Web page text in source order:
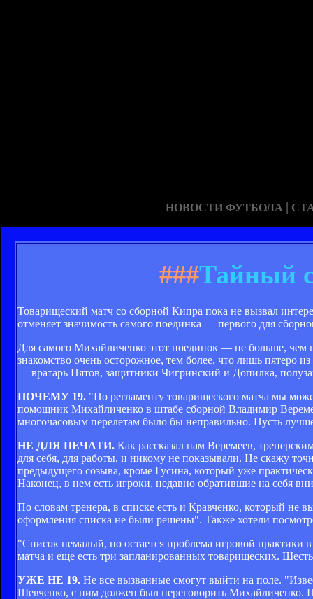
НОВОСТИ ФУТБОЛА |
###Тайный
Товарищеский матч со сборной Кипра пока не вызвал
отменяет значимость самого поединка — первого для
Для самого Михайличенко этот поединок — не больше, чем
знакомство очень осторожное, тем более, что лишь пятеро
— вратарь Пятов, защитники Чигринский и Допилка,
ПОЧЕМУ 19. "По регламенту товарищеского матча мы
помощник Михайличенко в штабе сборной Владимир
многочасовым перелетам было бы неправильно. Пусть
НЕ ДЛЯ ПЕЧАТИ. Как рассказал нам Веремеев,
для себя, для работы, и никому не показывали. Не скажу
предыдущего созыва, кроме Гусина, который уже
Наконец, в нем есть игроки, недавно обратившие на себя
По словам тренера, в списке есть и Кравченко, который не
оформления списка не были решены". Также хотели
"Список немалый, но остается проблема игровой
матча и еще есть три запланированных товарищеских.
УЖЕ НЕ 19. Не все вызванные смогут выйти на поле.
Шевченко, с ним должен был переговорить Михайличенко.